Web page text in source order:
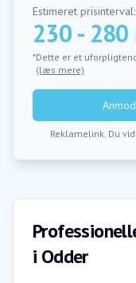
Estimeret prisinterval:
230 - 280
*Dette er et
(læs mere)
Reklamelink. Du
i Odder